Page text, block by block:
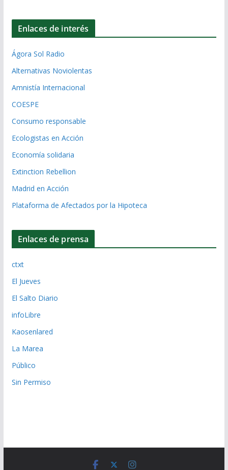
Enlaces de interés
Ágora Sol Radio
Alternativas Noviolentas
Amnistía Internacional
COESPE
Consumo responsable
Ecologistas en Acción
Economía solidaria
Extinction Rebellion
Madrid en Acción
Plataforma de Afectados por la Hipoteca
Enlaces de prensa
ctxt
El Jueves
El Salto Diario
infoLibre
Kaosenlared
La Marea
Público
Sin Permiso